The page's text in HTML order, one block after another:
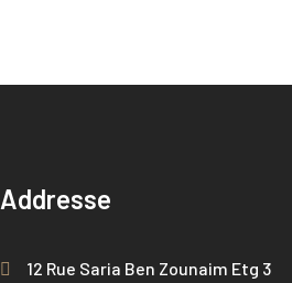
Addresse
12 Rue Saria Ben Zounaim Etg 3